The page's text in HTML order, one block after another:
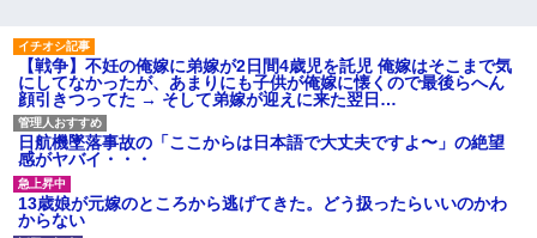
【戦争】不妊の俺嫁に弟嫁が2日間4歳児を託児 俺嫁はそこまで気
にしてなかったが、あまりにも子供が俺嫁に懐くので最後らへん
顔引きつってた → そして弟嫁が迎えに来た翌日…
日航機墜落事故の「ここからは日本語で大丈夫ですよ〜」の絶望
感がヤバイ・・・
13歳娘が元嫁のところから逃げてきた。どう扱ったらいいのかわ
からない